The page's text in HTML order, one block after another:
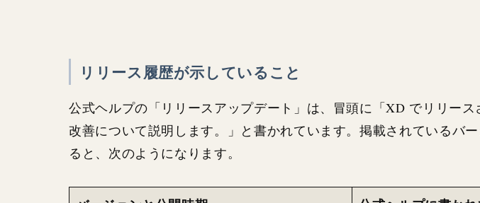
リリース履歴が示していること
公式ヘルプの「リリースアップデート」は、冒頭に「XD でリリース
改善について説明します。」と書かれています。掲載されているバ
ると、次のようになります。